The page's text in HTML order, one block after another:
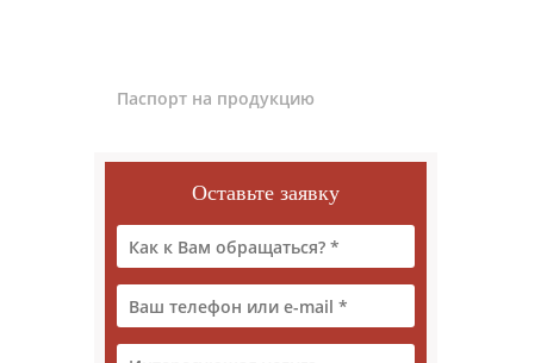
Паспорт на продукцию
Оставьте заявку